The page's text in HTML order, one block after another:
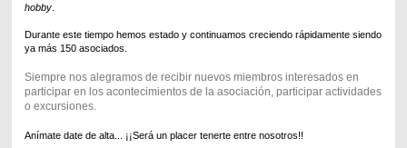
hobby.
Durante este tiempo hemos estado y continuamos creciendo rápidamente siendo
ya más 150 asociados.
Siempre nos alegramos de recibir nuevos miembros interesados en
participar en los acontecimientos de la asociación, participar actividades
o excursiones.
Anímate date de alta... ¡¡Será un placer tenerte entre nosotros!!